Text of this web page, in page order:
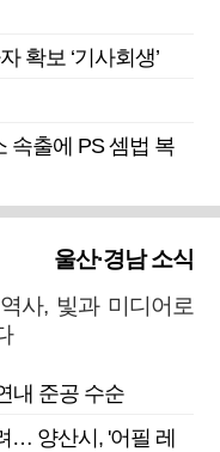
확보 ‘기사회생’
속출에 PS 셈법 복
울산·경남 소식
사, 빛과 미디어로
내 준공 수순
… 양산시, '어필 레